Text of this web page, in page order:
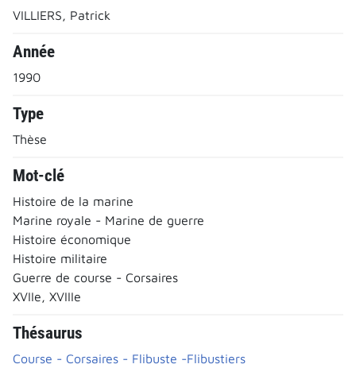
VILLIERS, Patrick
Année
1990
Type
Thèse
Mot-clé
Histoire de la marine
Marine royale - Marine de guerre
Histoire économique
Histoire militaire
Guerre de course - Corsaires
XVIIe, XVIIIe
Thésaurus
Course - Corsaires - Flibuste -Flibustiers